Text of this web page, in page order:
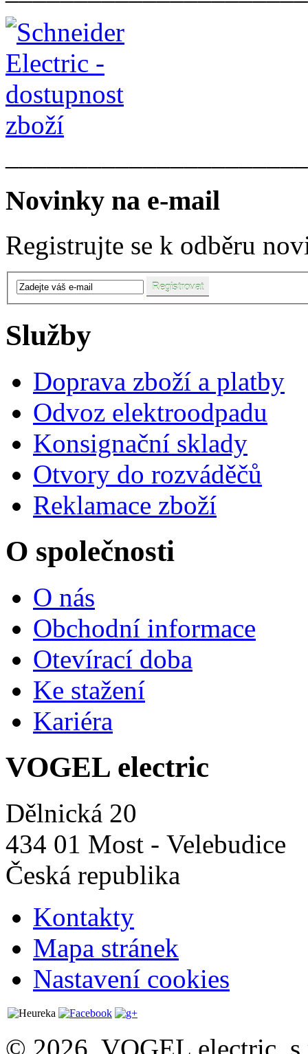
Novinky na e-mail
Registrujte se k odběru
Služby
Doprava zboží a platby
Odvoz elektroodpadu
Konsignační sklady
Otvory do rozváděčů
Reklamace zboží
O společnosti
O nás
Obchodní informace
Otevírací doba
Ke stažení
Kariéra
VOGEL electric
Dělnická 20
434 01 Most - Velebudice
Česká republika
Kontakty
Mapa stránek
Nastavení cookies
© 2026, VOGEL electric,